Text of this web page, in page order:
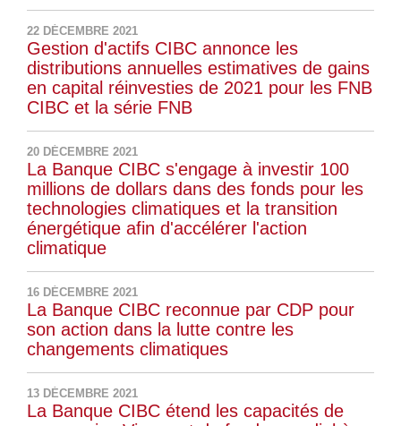
22 DÉCEMBRE 2021
Gestion d'actifs CIBC annonce les
distributions annuelles estimatives de gains
en capital réinvesties de 2021 pour les FNB
CIBC et la série FNB
20 DÉCEMBRE 2021
La Banque CIBC s'engage à investir 100
millions de dollars dans des fonds pour les
technologies climatiques et la transition
énergétique afin d'accélérer l'action
climatique
16 DÉCEMBRE 2021
La Banque CIBC reconnue par CDP pour
son action dans la lutte contre les
changements climatiques
13 DÉCEMBRE 2021
La Banque CIBC étend les capacités de